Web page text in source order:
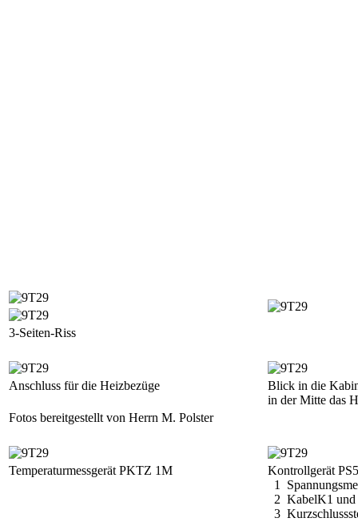
3-Seiten-Riss
Anschluss für die Heizbezüge
Blick in die
in der Mitte das
Fotos bereitgestellt von Herrn M. Polster
Temperaturmessgerät PKTZ 1M
Kontrollgerät
1
2 KabelK1
3